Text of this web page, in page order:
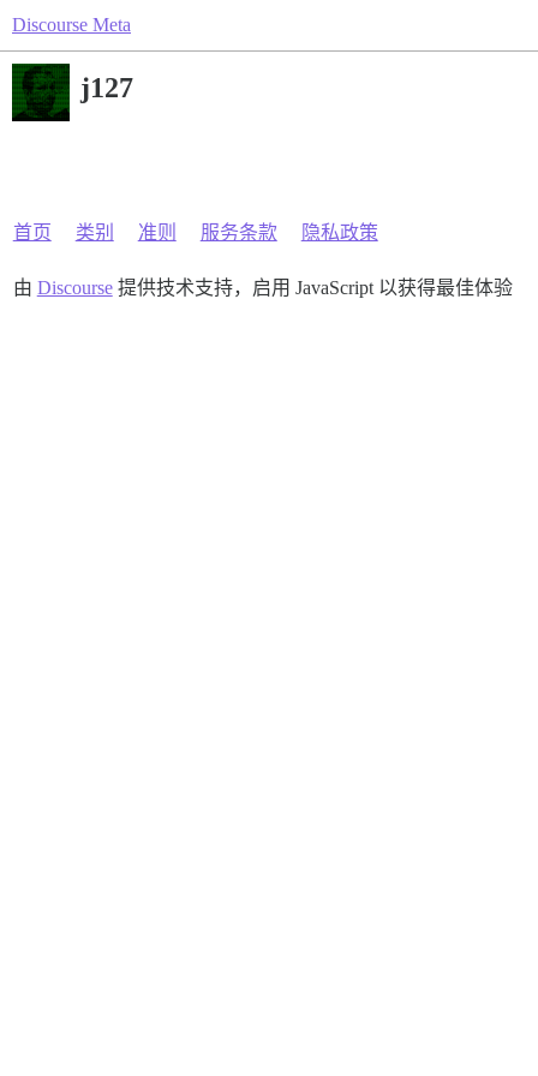
Discourse Meta
j127
首页 类别 准则 服务条款 隐私政策
由 Discourse提供技术支持，启用 JavaScript 以获得最佳体验